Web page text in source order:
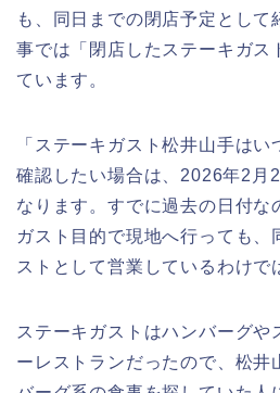
も、同日までの閉店予定として
事では「閉店したステーキガス
ています。
「ステーキガスト松井山手はい
確認したい場合は、2026年2月
なります。すでに過去の日付な
ガスト目的で現地へ行っても、
ストとして営業しているわけで
ステーキガストはハンバーグや
ーレストランだったので、松井